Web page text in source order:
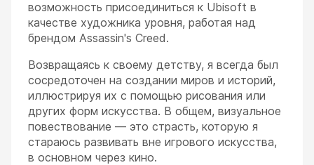
возможность присоединиться к Ubisoft в
качестве художника уровня, работая над
брендом Assassin's Creed.
Возвращаясь к своему детству, я всегда был
сосредоточен на создании миров и историй,
иллюстрируя их с помощью рисования или
других форм искусства. В общем, визуальное
повествование — это страсть, которую я
стараюсь развивать вне игрового искусства,
в основном через кино.